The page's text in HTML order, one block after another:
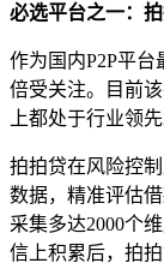
必选平台之一：
作为国内P2P平
倍受关注。目前
上都处于行业领先
拍拍贷在风险控
数据，精准评估
采集多达2000个
信上积累后，拍